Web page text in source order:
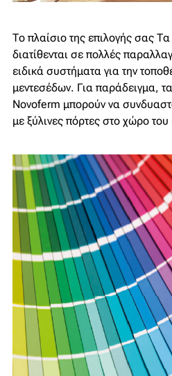
Το πλαίσιο της επιλογής σας Τα
διατίθενται σε πολλές
ειδικά συστήματα για την
μεντεσέδων. Για παράδειγμα,
Novoferm μπορούν να
με ξύλινες πόρτες στο χώρο του